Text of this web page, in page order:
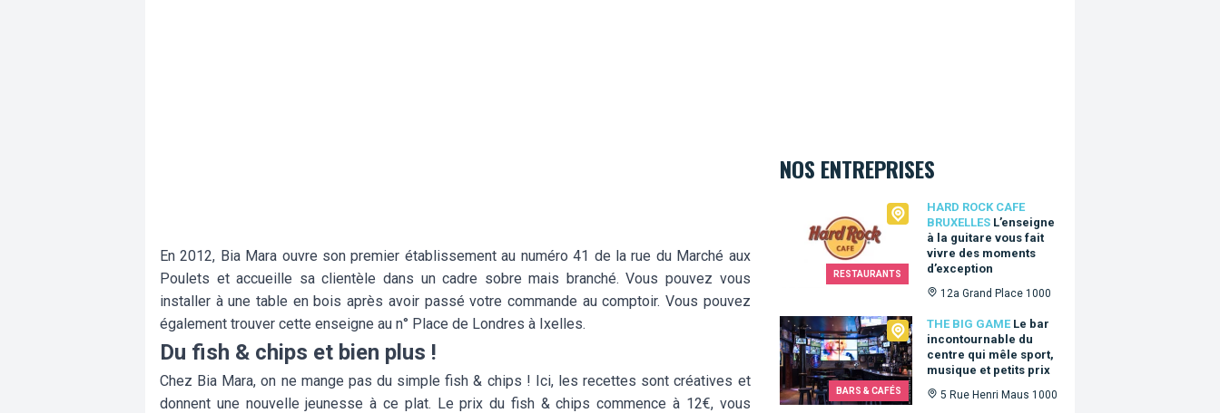
En 2012, Bia Mara ouvre son premier établissement au numéro 41 de la rue du Marché aux
Poulets et accueille sa clientèle dans un cadre sobre mais branché. Vous pouvez vous
installer à une table en bois après avoir passé votre commande au comptoir. Vous pouvez
également trouver cette enseigne au n° Place de Londres à Ixelles.
Du fish & chips et bien plus !
Chez Bia Mara, on ne mange pas du simple fish & chips ! Ici, les recettes sont créatives et
donnent une nouvelle jeunesse à ce plat. Le prix du fish & chips commence à 12€, vous
NOS ENTREPRISES
RESTAURANTS
HARD ROCK CAFE
BRUXELLES L’enseigne
à la guitare vous fait
vivre des moments
d’exception
12a Grand Place 1000
Hard Rock Cafe Bruxelles
BARS & CAFÉS
THE BIG GAME Le bar
incontournable du
centre qui mêle sport,
musique et petits prix
5 Rue Henri Maus 1000
The Big Game